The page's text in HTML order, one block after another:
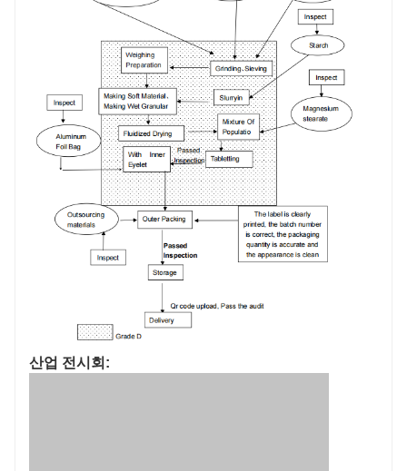
산업 전시회: